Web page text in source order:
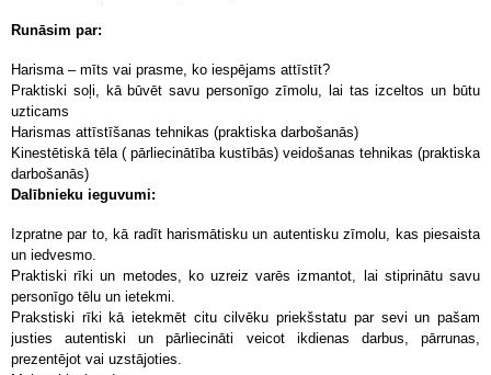
Runāsim par:
Harisma – mīts vai prasme, ko iespējams attīstīt?
Praktiski soļi, kā būvēt savu personīgo zīmolu, lai tas izceltos un būtu
uzticams
Harismas attīstīšanas tehnikas (praktiska darbošanās)
Kinestētiskā tēla ( pārliecinātība kustībās) veidošanas tehnikas (praktiska
darbošanās)
Dalībnieku ieguvumi:
Izpratne par to, kā radīt harismātisku un autentisku zīmolu, kas piesaista
un iedvesmo.
Praktiski rīki un metodes, ko uzreiz varēs izmantot, lai stiprinātu savu
personīgo tēlu un ietekmi.
Prakstiski rīki kā ietekmēt citu cilvēku priekšstatu par sevi un pašam
justies autentiski un pārliecināti veicot ikdienas darbus, pārrunas,
prezentējot vai uzstājoties.